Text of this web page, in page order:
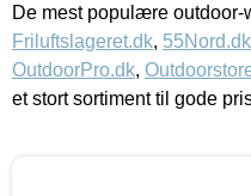
De mest populære
Friluftslageret.dk, 55Nord.dk
OutdoorPro.dk,
et stort sortiment til gode